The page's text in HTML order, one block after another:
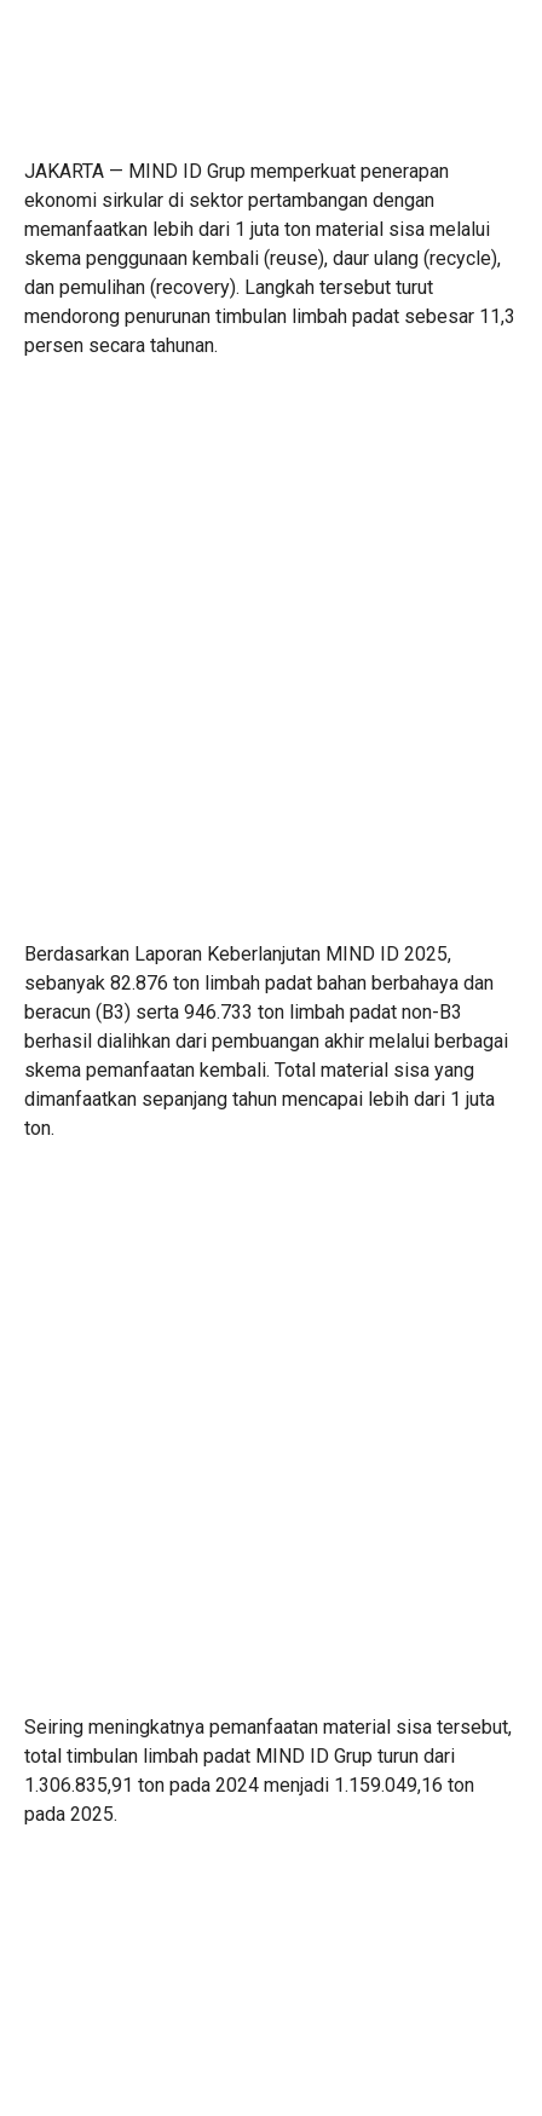
JAKARTA — MIND ID Grup memperkuat penerapan
ekonomi sirkular di sektor pertambangan dengan
memanfaatkan lebih dari 1 juta ton material sisa melalui
skema penggunaan kembali (reuse), daur ulang (recycle),
dan pemulihan (recovery). Langkah tersebut turut
mendorong penurunan timbulan limbah padat sebesar 11,3
persen secara tahunan.
Berdasarkan Laporan Keberlanjutan MIND ID 2025,
sebanyak 82.876 ton limbah padat bahan berbahaya dan
beracun (B3) serta 946.733 ton limbah padat non-B3
berhasil dialihkan dari pembuangan akhir melalui berbagai
skema pemanfaatan kembali. Total material sisa yang
dimanfaatkan sepanjang tahun mencapai lebih dari 1 juta
ton.
Seiring meningkatnya pemanfaatan material sisa tersebut,
total timbulan limbah padat MIND ID Grup turun dari
1.306.835,91 ton pada 2024 menjadi 1.159.049,16 ton
pada 2025.